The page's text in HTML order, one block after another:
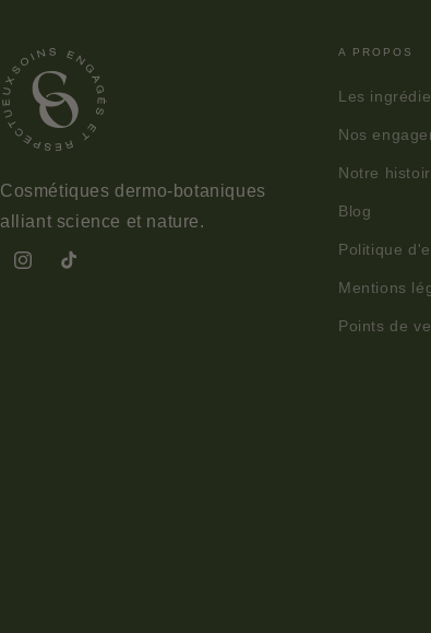
Cosmétiques dermo-botaniques
alliant science et nature.
InstagramTikTok
A PROPOS
Les
Nos
Notre
Blog
Politique
Mentions
Points de